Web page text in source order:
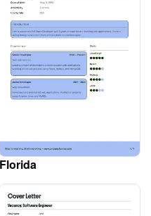
Florida